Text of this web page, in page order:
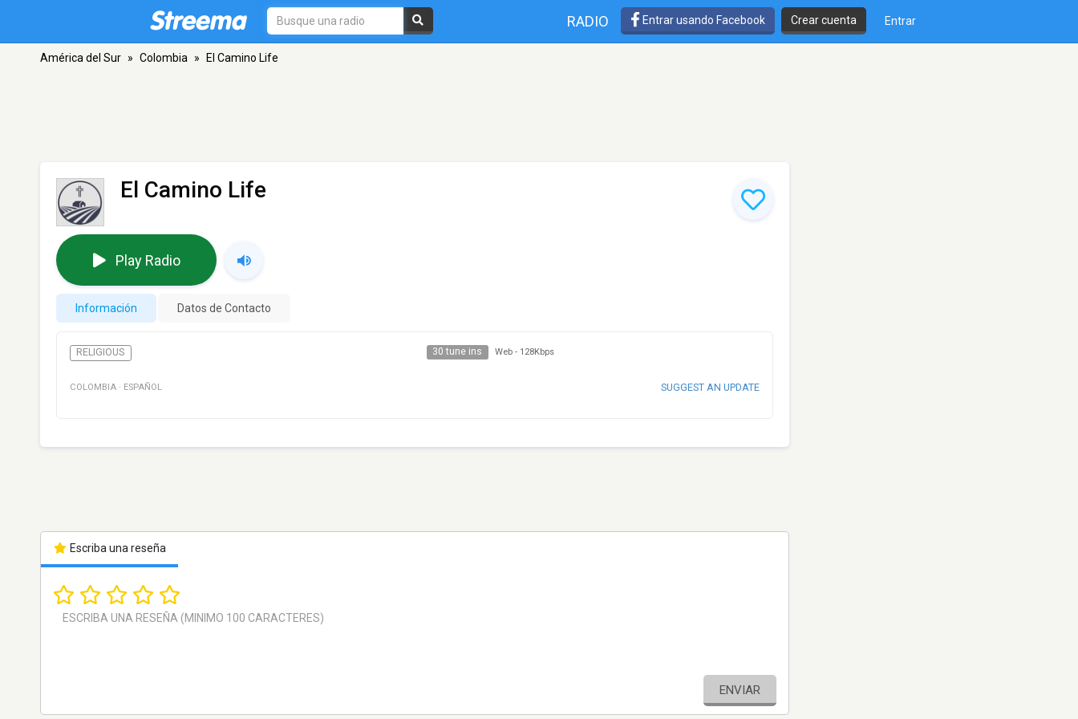
RADIO Entrar usando Facebook Crear cuenta Entrar
América del Sur » Colombia » El Camino Life
El Camino Life
Play Radio
Información Datos de Contacto
RELIGIOUS 30 tune ins Web - 128Kbps
COLOMBIA · ESPAÑOL SUGGEST AN UPDATE
Escriba una reseña
ENVIAR